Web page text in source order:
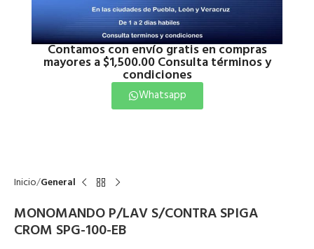
Contamos con envío gratis en compras
mayores a $1,500.00 Consulta términos y
condiciones
Whatsapp
Inicio General
MONOMANDO P/LAV S/CONTRA SPIGA
CROM SPG-100-EB